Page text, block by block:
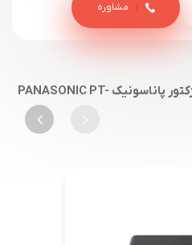
مشاوره
محصولات مشابه ویدئو پروژکتور پاناسونیک PANASONIC PT-